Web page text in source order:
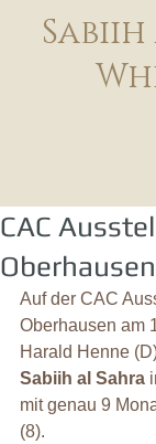
CAC
Oberhausen
Auf der CAC
Oberhausen am
Harald Henne
Sabiih al Sahra
mit genau 9
(8).